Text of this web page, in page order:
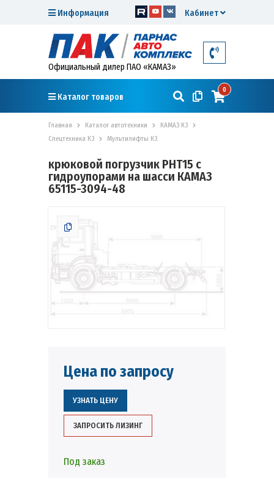
Кабинет
Информация
Официальный дилер ПАО «КАМАЗ»
Каталог товаров
0
Главная Каталог автотехники
КАМАЗ К3
Спецтехника К3
Мультилифты К3
крюковой погрузчик PHT15 с
гидроупорами на шасси КАМАЗ
65115-3094-48
Цена по запросу
УЗНАТЬ ЦЕНУ
ЗАПРОСИТЬ ЛИЗИНГ
Под заказ